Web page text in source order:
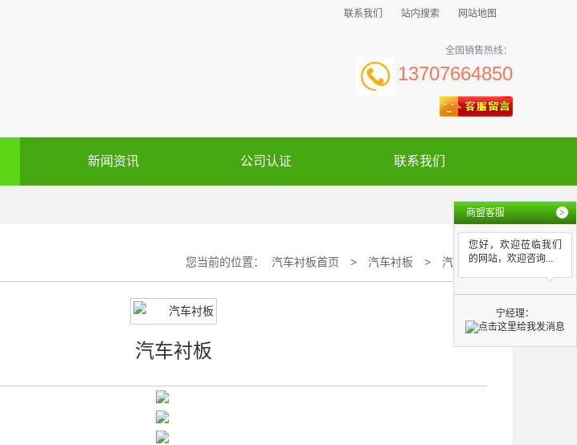
联系我们 站内搜索 网站地图
全国销售热线：
13707664850
新闻资讯 公司认证 联系我们
您当前的位置： 汽车衬板首页 > 汽车衬板 > 汽车衬板
汽车衬板
商盟客服 >
您好，欢迎莅临我们
的网站，欢迎咨询...
宁经理：